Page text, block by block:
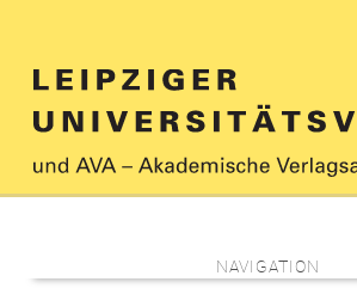
NAVIGATION